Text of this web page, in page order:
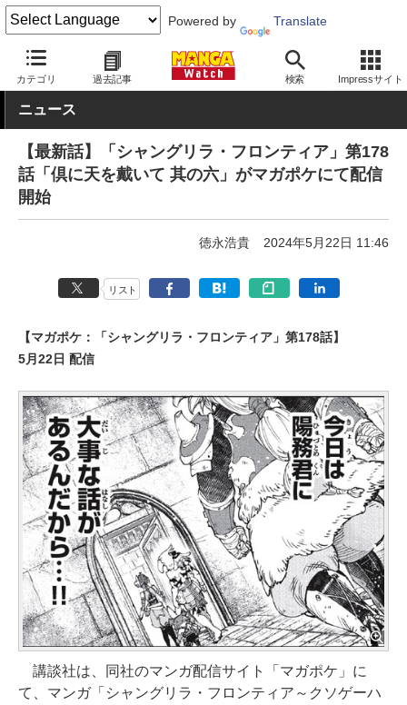
Powered by Translate
カテゴリ 過去記事 検索 Impressサイト
MANGA Watch 少年 シャングリラ・フロンティア
ニュース
【最新話】「シャングリラ・フロンティア」第178
話「倶に天を戴いて 其の六」がマガポケにて配信
開始
徳永浩貴 2024年5月22日 11:46
リスト
【マガポケ：「シャングリラ・フロンティア」第178話】
5月22日 配信
講談社は、同社のマンガ配信サイト「マガポケ」に
て、マンガ「シャングリラ・フロンティア～クソゲーハ